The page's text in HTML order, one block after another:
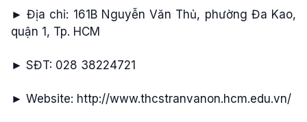
► Địa chỉ: 161B Nguyễn Văn Thủ, phường Đa Kao,
quận 1, Tp. HCM
► SĐT: 028 38224721
► Website: http://www.thcstranvanon.hcm.edu.vn/